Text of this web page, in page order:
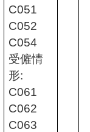
C051
C052
C054
受僱情
形:
C061
C062
C063